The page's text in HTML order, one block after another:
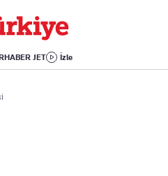
HABER JET İzle
Kitap